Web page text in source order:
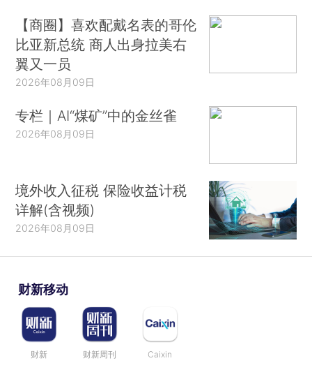
【商圈】喜欢配戴名表的哥伦
比亚新总统 商人出身拉美右
翼又一员
2026年08月09日
专栏｜AI“煤矿”中的金丝雀
2026年08月09日
境外收入征税 保险收益计税
详解(含视频)
2026年08月09日
财新移动
财新 财新周刊 Caixin